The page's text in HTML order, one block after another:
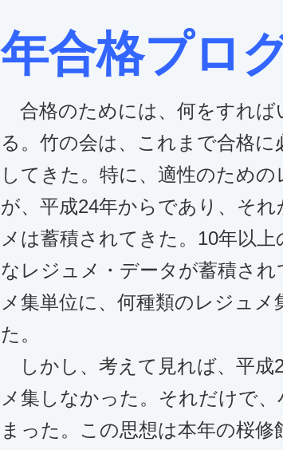
年合格プロ
合格のためには、何をすれば
る。竹の会は、これまで合格
してきた。特に、適性のため
が、平成24年からであり、そ
メは蓄積されてきた。10年以
なレジュメ・データが蓄積さ
メ集単位に、何種類のレジュ
た。
しかし、考えて見れば、平成
メ集しなかった。それだけで
まった。この思想は本年の桜